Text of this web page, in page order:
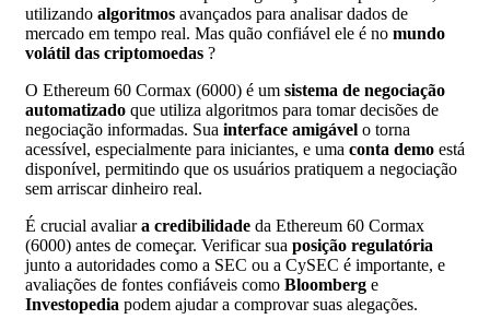
utilizando algoritmos avançados para analisar dados de
mercado em tempo real. Mas quão confiável ele é no mundo
volátil das criptomoedas ?
O Ethereum 60 Cormax (6000) é um sistema de negociação
automatizado que utiliza algoritmos para tomar decisões de
negociação informadas. Sua interface amigável o torna
acessível, especialmente para iniciantes, e uma conta demo está
disponível, permitindo que os usuários pratiquem a negociação
sem arriscar dinheiro real.
É crucial avaliara credibilidade da Ethereum 60 Cormax
(6000) antes de começar. Verificar sua posição regulatória
junto a autoridades como a SEC ou a CySEC é importante, e
avaliações de fontes confiáveis como Bloomberg e
Investopedia podem ajudar a comprovar suas alegações.